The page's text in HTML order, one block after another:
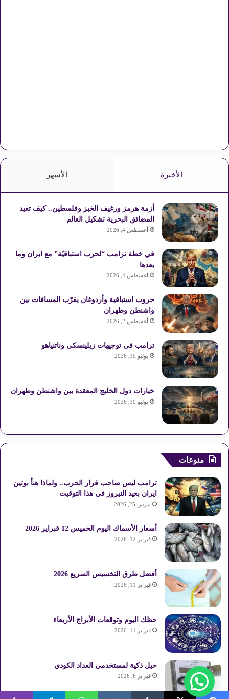
الأخيرة الأشهر
أزمة هرمز ورغيف الخبز وفلسطين.. كيف تعيد
المضائق البحرية تشكيل العالم
أغسطس 4, 2026
في خطة ترامب “لحرب استباقيّة” مع ايران وما
بعدها
أغسطس 4, 2026
حروب استباقية وأردوغان يقرّب المسافات بين
واشنطن وطهران
أغسطس 2, 2026
ترامب فى توجيهات زيلينسكى وناتنياهو
يوليو 30, 2026
خيارات دول الخليج المعقدة بين واشنطن وطهران
يوليو 30, 2026
منوعات
ترامب ليس صاحب قرار الحرب.. ولماذا هنأ بوتين
ايران بعيد النيروز في هذا التوقيت
مارس 25, 2026
أسعار الأسماك اليوم الخميس 12 فبراير 2026
فبراير 12, 2026
أفضل طرق التخسيس السريع 2026
فبراير 11, 2026
حظك اليوم وتوقعات الأبراج الأربعاء
فبراير 11, 2026
حيل ذكية لمستخدمي العداد الكودي
فبراير 6, 2026